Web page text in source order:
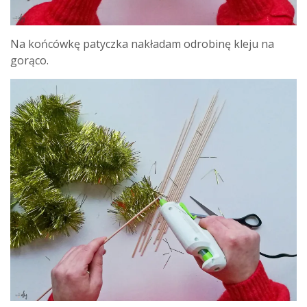
Na końcówkę patyczka nakładam odrobinę kleju na
gorąco.